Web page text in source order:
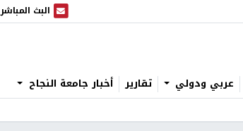
البث المباشر
البث المباشر
عربي ودولي تقارير أخبار جامعة النجاح